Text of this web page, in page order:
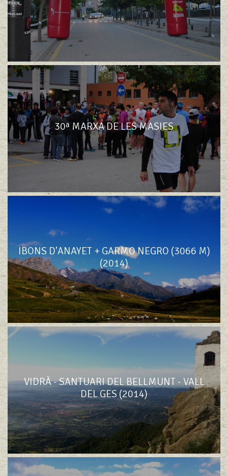
30ª MARXA DE LES MASIES
IBONS D'ANAYET + GARMO NEGRO (3066 M)
(2014)
VIDRÀ - SANTUARI DEL BELLMUNT - VALL
DEL GES (2014)